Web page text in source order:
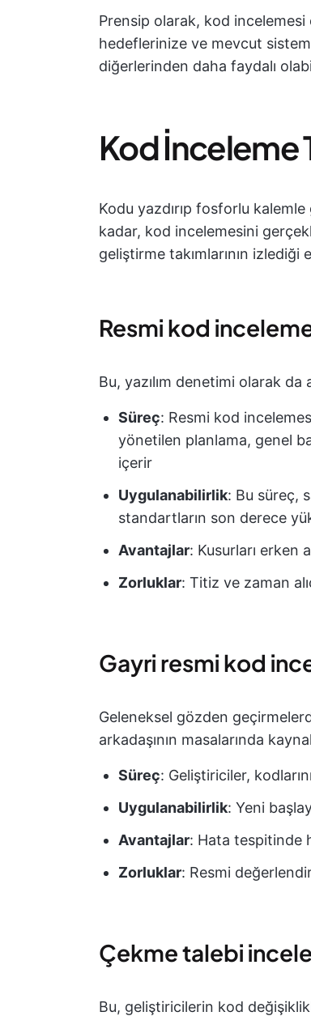
Prensip olarak, kod incelemesi
hedeflerinize ve mevcut
diğerlerinden daha faydalı
Kod İnceleme
Kodu yazdırıp fosforlu
kadar, kod incelemesini
geliştirme takımlarının izlediği
Resmi kod
Bu, yazılım denetimi olarak da
Süreç: Resmi kod
yönetilen planlama, genel
içerir
Uygulanabilirlik: Bu süreç,
standartların son derece
Avantajlar: Kusurları erken
Zorluklar: Titiz ve zaman
Gayri resmi kod
Geleneksel gözden
arkadaşının masalarında
Süreç: Geliştiriciler,
Uygulanabilirlik: Yeni
Avantajlar: Hata tespitinde
Zorluklar: Resmi
Çekme talebi
Bu, geliştiricilerin kod